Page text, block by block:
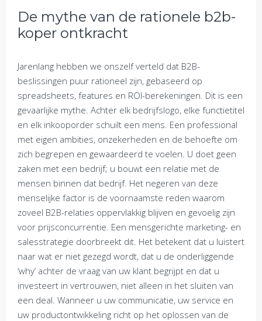
De mythe van de rationele b2b-
koper ontkracht
Jarenlang hebben we onszelf verteld dat B2B-
beslissingen puur rationeel zijn, gebaseerd op
spreadsheets, features en ROI-berekeningen. Dit is een
gevaarlijke mythe. Achter elk bedrijfslogo, elke functietitel
en elk inkooporder schuilt een mens. Een professional
met eigen ambities, onzekerheden en de behoefte om
zich begrepen en gewaardeerd te voelen. U doet geen
zaken met een bedrijf; u bouwt een relatie met de
mensen binnen dat bedrijf. Het negeren van deze
menselijke factor is de voornaamste reden waarom
zoveel B2B-relaties oppervlakkig blijven en gevoelig zijn
voor prijsconcurrentie. Een mensgerichte marketing- en
salesstrategie doorbreekt dit. Het betekent dat u luistert
naar wat er niet gezegd wordt, dat u de onderliggende
‘why’ achter de vraag van uw klant begrijpt en dat u
investeert in vertrouwen, niet alleen in het sluiten van
een deal. Wanneer u uw communicatie, uw service en
uw productontwikkeling richt op het oplossen van de